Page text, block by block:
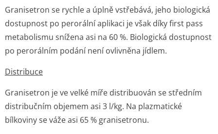
Granisetron se rychle a úplně vstřebává, jeho biologická
dostupnost po perorální aplikaci je však díky first pass
metabolismu snížena asi na 60 %. Biologická dostupnost
po perorálním podání není ovlivněna jídlem.
Distribuce
Granisetron je ve velké míře distribuován se středním
distribučním objemem asi 3 l/kg. Na plazmatické
bílkoviny se váže asi 65 % granisetronu.